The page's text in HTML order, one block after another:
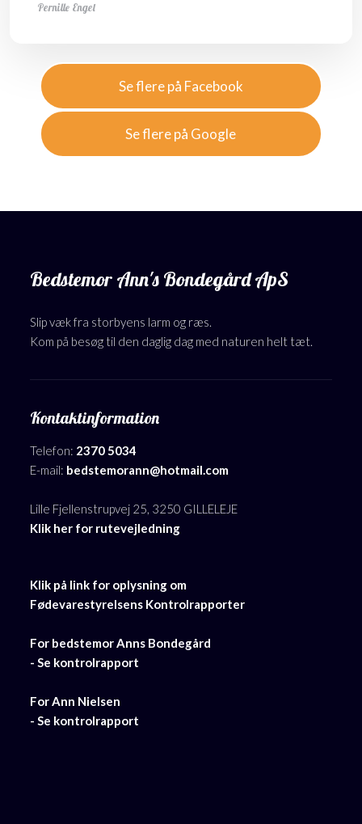
Pernille Engel
Se flere på Facebook​
Se flere på Google
Bedstemor Ann's Bondegård ApS
Slip væk fra storbyens larm og ræs.
​Kom på besøg til den daglig dag med naturen helt tæt.
Kontaktinformation
Telefon: 2370 5034
E-mail: bedstemorann@hotmail.com
Lille Fjellenstrupvej 25, 3250 GILLELEJE
Klik her for rutevejledning
​Klik på link for oplysning om
​Fødevarestyrelsens Kontrolrapporter
For bedstemor Anns Bondegård
​- Se kontrolrapport
​For Ann Nielsen
​- Se kontrolrapport